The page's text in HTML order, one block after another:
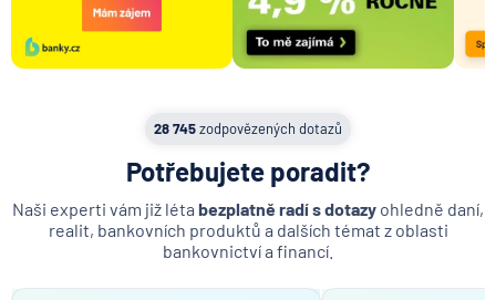
28 745zodpovězených dotazů
Potřebujete poradit?
Naši experti vám již léta bezplatně radí s dotazy ohledně daní,
realit, bankovních produktů a dalších témat z oblasti
bankovnictví a financí.